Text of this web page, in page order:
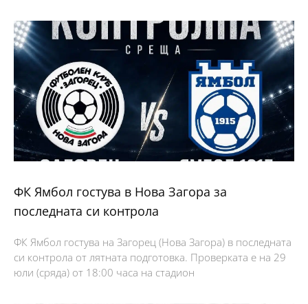
ФК Ямбол гостува в Нова Загора за
последната си контрола
ФК Ямбол гостува на Загорец (Нова Загора) в последната
си контрола от лятната подготовка. Проверката е на 29
юли (сряда) от 18:00 часа на стадион